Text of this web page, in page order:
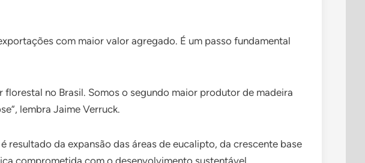
com maior valor agregado. É um passo fundamental
no Brasil. Somos o segundo maior produtor de madeira
lembra Jaime Verruck.
resultado da expansão das áreas de eucalipto, da crescente base
comprometida com o desenvolvimento sustentável.